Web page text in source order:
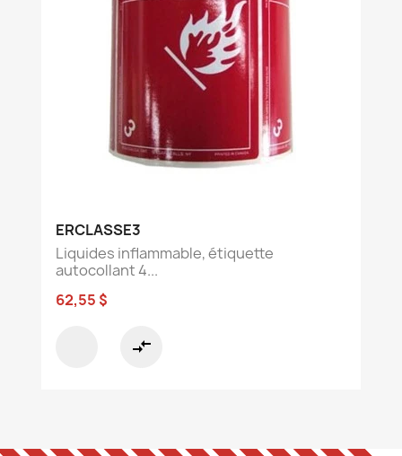
ERCLASSE3
Liquides inflammable, étiquette
autocollant 4...
62,55 $
compare_arrows